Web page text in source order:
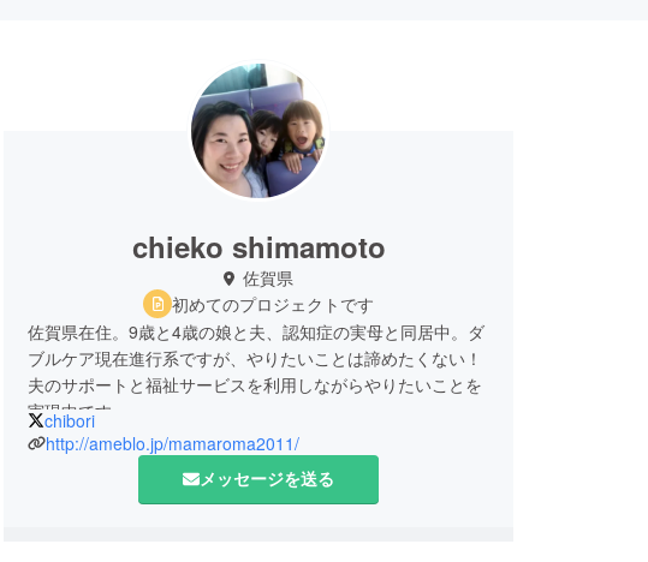
chieko shimamoto
佐賀県
初めてのプロジェクトです
佐賀県在住。9歳と4歳の娘と夫、認知症の実母と同居中。ダ
ブルケア現在進行系ですが、やりたいことは諦めたくない！
夫のサポートと福祉サービスを利用しながらやりたいことを
実現中です。
chibori
http://ameblo.jp/mamaroma2011/
メッセージを送る